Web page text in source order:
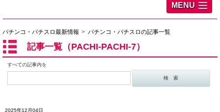
MENU
パチンコ・パチスロ最新情報 パチンコ・パチスロの記事一覧
記事一覧（PACHI-PACHI-7）
すべての記事内を
2025年12月04日